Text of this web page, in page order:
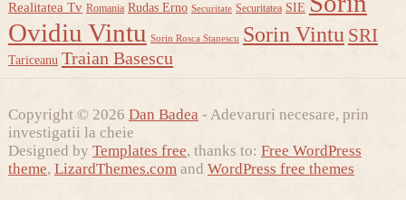
Realitatea Tv Romania Rudas Erno Securitate Securitatea SIE
Ovidiu Vintu Sorin Rosca Stanescu Sorin Vintu SRI
Tariceanu Traian Basescu
Copyright © 2026 Dan Badea - Adevaruri necesare, prin
investigatii la cheie
Designed by Templates free, thanks to: Free WordPress
theme, LizardThemes.comand WordPress free themes